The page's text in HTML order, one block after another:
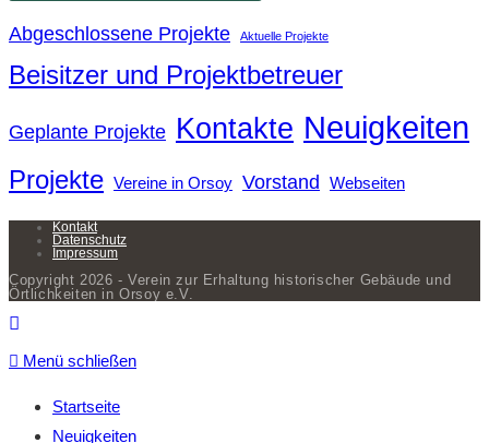
Abgeschlossene Projekte Aktuelle Projekte
Beisitzer und Projektbetreuer
Geplante Projekte Kontakte Neuigkeiten
Projekte Vereine in Orsoy Vorstand Webseiten
Kontakt
Datenschutz
Impressum
Copyright 2026 - Verein zur Erhaltung historischer Gebäude und
Örtlichkeiten in Orsoy e.V.
Menü schließen
Startseite
Neuigkeiten